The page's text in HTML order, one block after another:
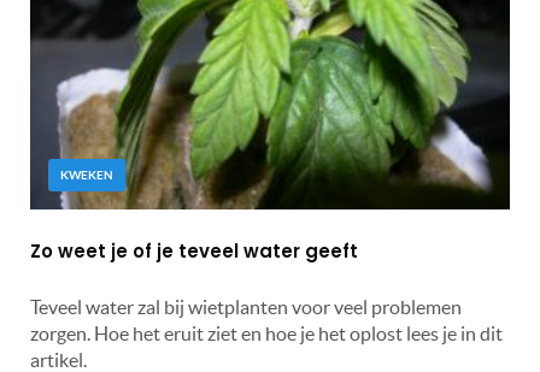
KWEKEN
Zo weet je of je teveel water geeft
Teveel water zal bij wietplanten voor veel problemen
zorgen. Hoe het eruit ziet en hoe je het oplost lees je in dit
artikel.